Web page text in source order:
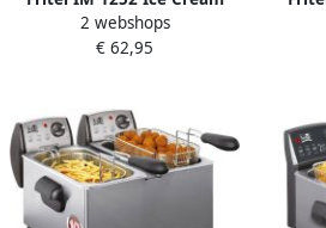
Maker – 2 liter ijsmachine
ijsmaker met vrieskom
timer
2 webshops
€ 62,95